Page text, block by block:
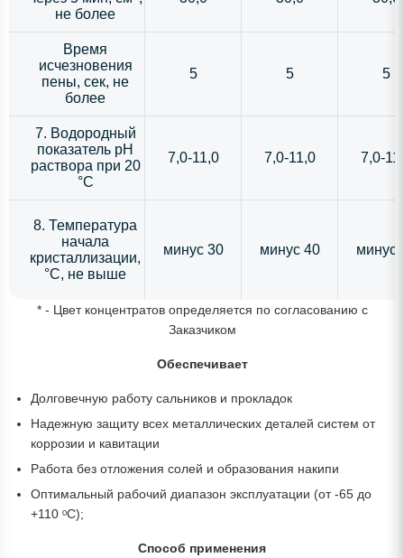
не более
Время
исчезновения
пены, сек, не
более
5 5 5
7. Водородный
показатель рН
раствора при 20
°С
7,0-11,0 7,0-11,0 7,0-
8. Температура
начала
кристаллизации,
°С, не выше
минус 30 минус 40 минус
* - Цвет концентратов определяется по согласованию с
Заказчиком
Обеспечивает
Долговечную работу сальников и прокладок
Надежную защиту всех металлических деталей систем от
коррозии и кавитации
Работа без отложения солей и образования накипи
Оптимальный рабочий диапазон эксплуатации (от -65 до
+110 ᵒС);
Способ применения